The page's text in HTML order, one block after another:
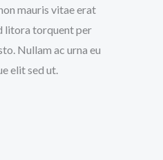
mauris vitae erat
litora torquent per
Nullam ac urna eu
elit sed ut.